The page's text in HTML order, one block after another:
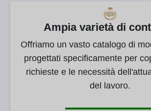
Ampia varietà di
Offriamo un vasto catalogo di
progettati specificamente per
richieste e le necessità
del lavoro.